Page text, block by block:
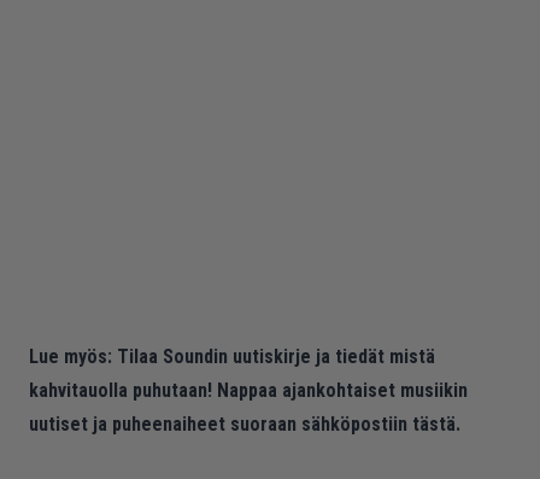
Lue myös: Tilaa Soundin uutiskirje ja tiedät mistä
kahvitauolla puhutaan! Nappaa ajankohtaiset musiikin
uutiset ja puheenaiheet suoraan sähköpostiin tästä.